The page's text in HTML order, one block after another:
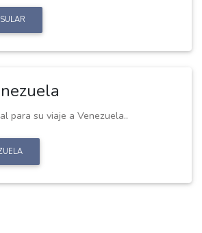
para su viaje a Venezuela..